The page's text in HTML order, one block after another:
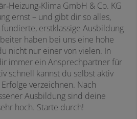
GmbH & Co. KG
ernst – und gibt dir so alles,
erstklassige Ausbildung
haben bei uns eine hohe
nicht nur einer von vielen. In
immer ein Ansprechpartner für
schnell kannst du selbst aktiv
verzeichnen. Nach
Ausbildung sind deine
hoch. Starte durch!